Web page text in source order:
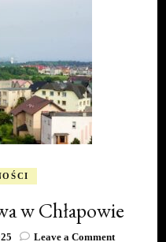
w Chłapowie
Leave a Commenton